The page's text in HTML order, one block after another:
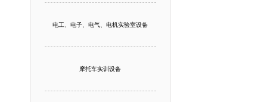
电工、电子、电气、电机实验室设备
摩托车实训设备